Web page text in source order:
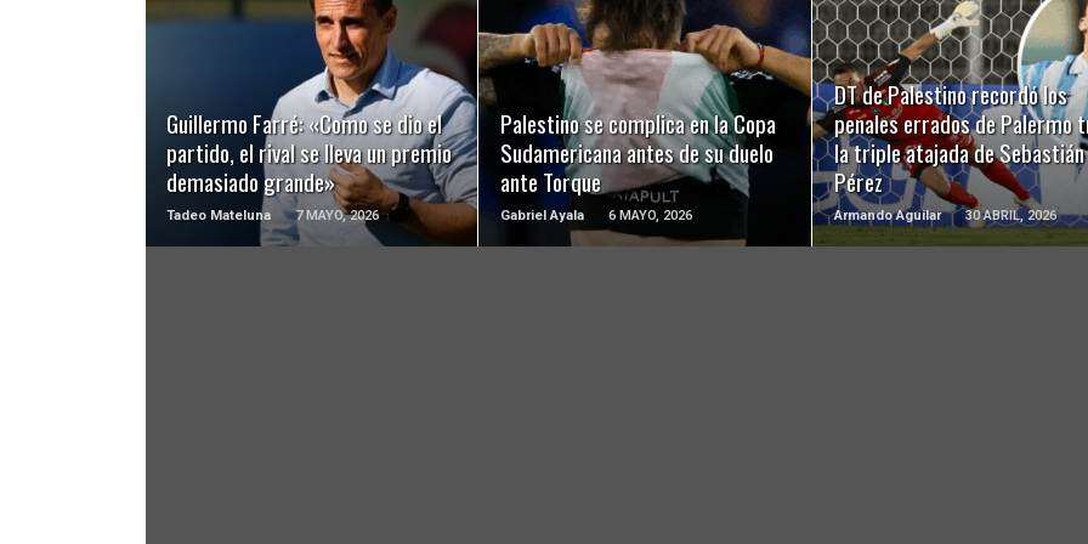
Guillermo Farré: «Como se dio el
partido, el rival se lleva un premio
demasiado grande»
Tadeo Mateluna 7 MAYO, 2026
LEER MÁS
Palestino se complica en la Copa
Sudamericana antes de su duelo
ante Torque
Gabriel Ayala 6 MAYO, 2026
LEER MÁS
DT de Palestino recordó los
penales errados de Palermo
la triple atajada de Sebastián
Pérez
Armando Aguilar 30 ABRIL, 2026
LEER MÁS